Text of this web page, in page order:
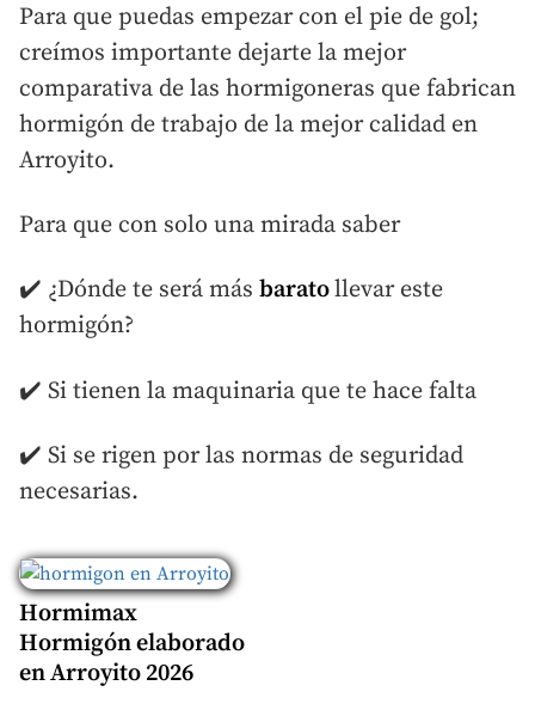
Para que puedas empezar con el pie de gol;
creímos importante dejarte la mejor
comparativa de las hormigoneras que fabrican
hormigón de trabajo de la mejor calidad en
Arroyito.
Para que con solo una mirada saber
✔️ ¿Dónde te será más baratollevar este
hormigón?
✔️ Si tienen la maquinaria que te hace falta
✔️ Si se rigen por las normas de seguridad
necesarias.
Hormimax
Hormigón elaborado
en Arroyito 2026